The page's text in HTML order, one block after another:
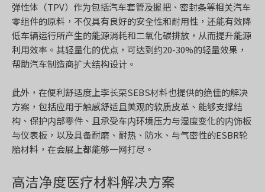
弹性体（TPV）作为包括汽车套管及握把、密封条等相关汽车
零组件的原料，不仅具有良好的安全性和耐用性，还能有效降
低车辆运行所产生的能源消耗和二氧化碳排放，从而提升能源
利用效率。其轻量化的优点，可达到约20-30%的轻量效果，
帮助汽车制造商扩大结构设计。
此外，在便利舒适度上李长荣SEBS材料也提供的绝佳的解决
方案，包括应用于触感舒适且美观的软质皮革、能够支撑结
构、保护内部零件、且承受车内环境压力与湿度变化的内饰板
与仪表板，以及具备耐磨、耐热、防水、与气密性的ESBR轮
胎材料，在会展上都能够一网打尽。
高洁净度医疗材料解决方案